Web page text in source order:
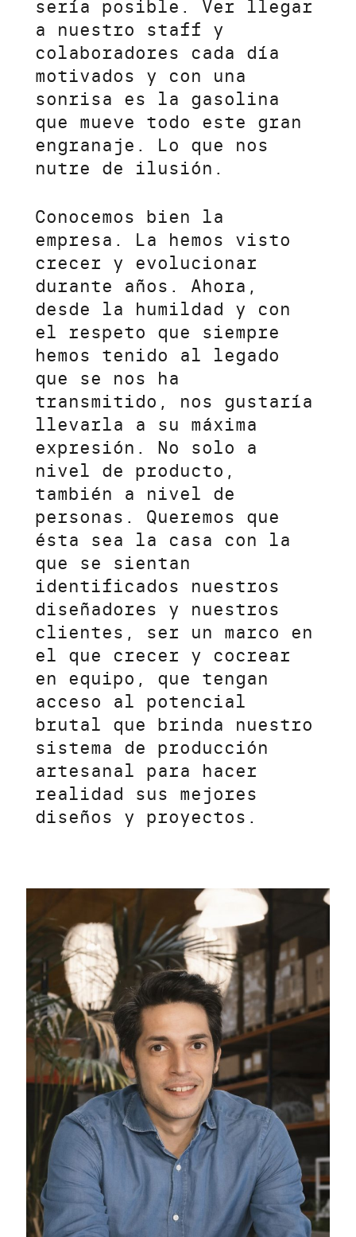
sería posible. Ver llegar
a nuestro staff y
colaboradores cada día
motivados y con una
sonrisa es la gasolina
que mueve todo este gran
engranaje. Lo que nos
nutre de ilusión.
Conocemos bien la
empresa. La hemos visto
crecer y evolucionar
durante años. Ahora,
desde la humildad y con
el respeto que siempre
hemos tenido al legado
que se nos ha
transmitido, nos gustaría
llevarla a su máxima
expresión. No solo a
nivel de producto,
también a nivel de
personas. Queremos que
ésta sea la casa con la
que se sientan
identificados nuestros
diseñadores y nuestros
clientes, ser un marco en
el que crecer y cocrear
en equipo, que tengan
acceso al potencial
brutal que brinda nuestro
sistema de producción
artesanal para hacer
realidad sus mejores
diseños y proyectos.